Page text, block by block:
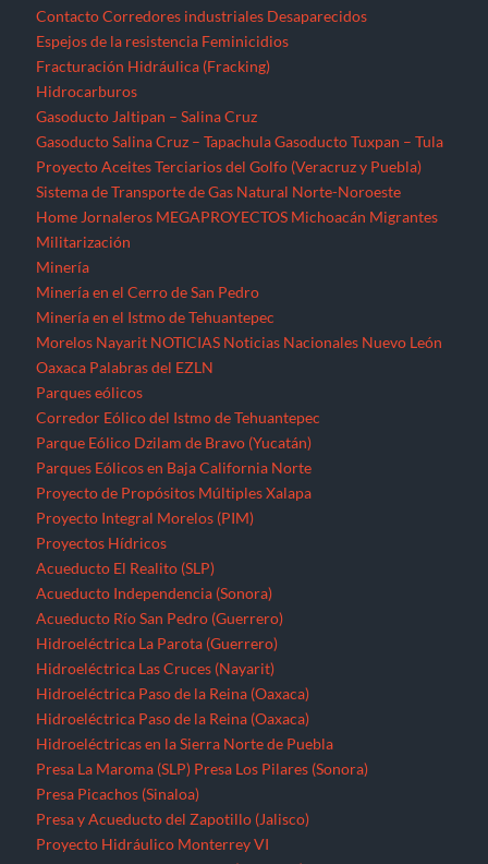
Minería en el Cerro de San Pedro
Minería en el Istmo de Tehuantepec
MorelosNayaritNOTICIASNoticias Nacionales
OaxacaPalabras del EZLN
Parques eólicos
Corredor Eólico del Istmo de Tehuantepec
Parque Eólico Dzilam de Bravo (Yucatán)
Parques Eólicos en Baja California Norte
Proyecto de Propósitos Múltiples Xalapa
Proyecto Integral Morelos (PIM)
Proyectos Hídricos
Acueducto El Realito (SLP)
Acueducto Independencia (Sonora)
Acueducto Río San Pedro (Guerrero)
Hidroeléctrica La Parota (Guerrero)
Hidroeléctrica Las Cruces (Nayarit)
Hidroeléctrica Paso de la Reina (Oaxaca)
Hidroeléctrica Paso de la Reina (Oaxaca)
Hidroeléctricas en la Sierra Norte de Puebla
Presa La Maroma (SLP) Presa Los Pilares (Sonora)
Presa Picachos (Sinaloa)
Presa y Acueducto del Zapotillo (Jalisco)
Proyecto Hidráulico Monterrey VI
Proyecto Hídrico el Naranjal (Veracruz)
Puebla QuerétaroQuintana Roo
Recursos forestales
Extracción de maderas preciosas en Ostula (Michoacán)
San Luis Potosí
Seminario “El pensamiento crítico frente a la hidra
capitalista”
Sinaloa SonoraTabasco Tamaulipas TlaxcalaTren Maya
VeracruzViolencia contra periodistas
Zonas de Desarrollo Económico y Social (ZODES) Ciudad de
México